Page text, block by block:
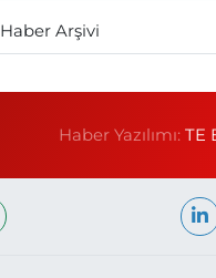
Haber Arşivi
Haber Yazılımı:TE